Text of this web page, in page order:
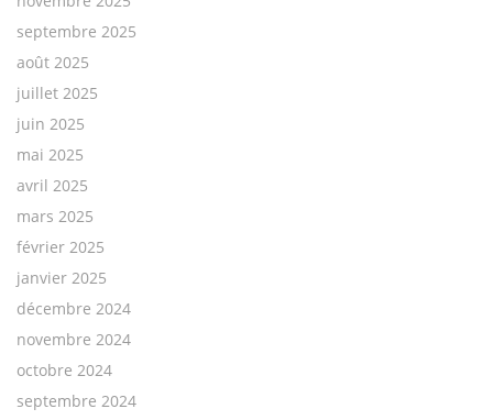
septembre 2025
août 2025
juillet 2025
juin 2025
mai 2025
avril 2025
mars 2025
février 2025
janvier 2025
décembre 2024
novembre 2024
octobre 2024
septembre 2024